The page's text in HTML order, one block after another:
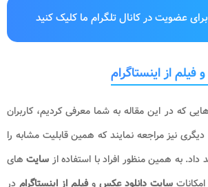
برای عضویت در کانال تلگرام ما کلیک کنید
از اینستاگرام
هایی که در این مقاله به شما معرفی کردیم، کاربران
نیز مراجعه نمایند که همین قابلیت مشابه را
داد. به همین منظور افراد با استفاده از سایت های
سایت دانلود عکس وفیلم از اینستاگرام در